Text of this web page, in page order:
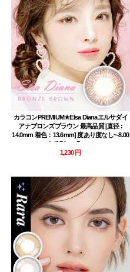
カラコンPREMIUM★Elsa Dianaエルサダイ
アナブロンズブラウン 最高品質 [直径 :
14.0mm 着色：13.6mm] 度あり度なし~-8.00
まで Diana Brown
1,230 円